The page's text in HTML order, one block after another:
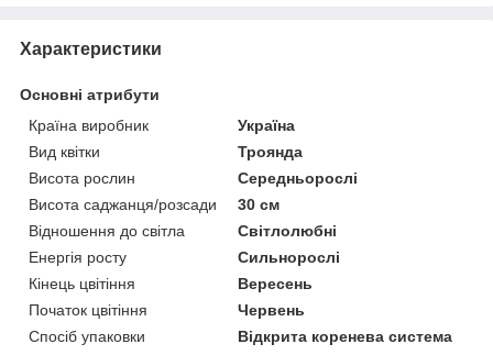
Характеристики
Основні атрибути
Країна виробник
Україна
Вид квітки
Троянда
Висота рослин
Середньорослі
Висота саджанця/розсади
30 см
Відношення до світла
Світлолюбні
Енергія росту
Сильнорослі
Кінець цвітіння
Вересень
Початок цвітіння
Червень
Спосіб упаковки
Відкрита коренева система